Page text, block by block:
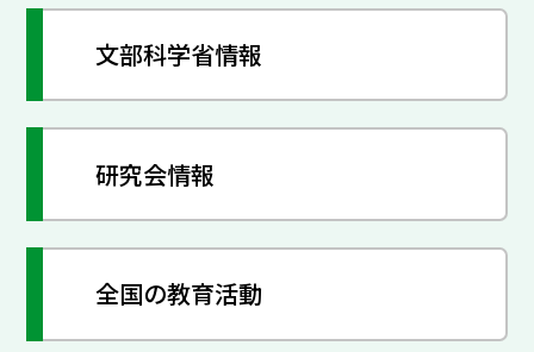
文部科学省情報
研究会情報
全国の教育活動